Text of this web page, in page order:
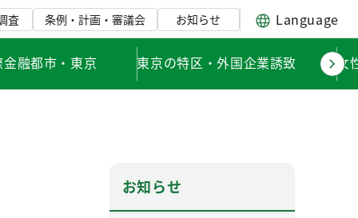
査 条例・計画・審議会 お知らせ Language
融都市・東京 東京の特区・外国企業誘致 女
お知らせ